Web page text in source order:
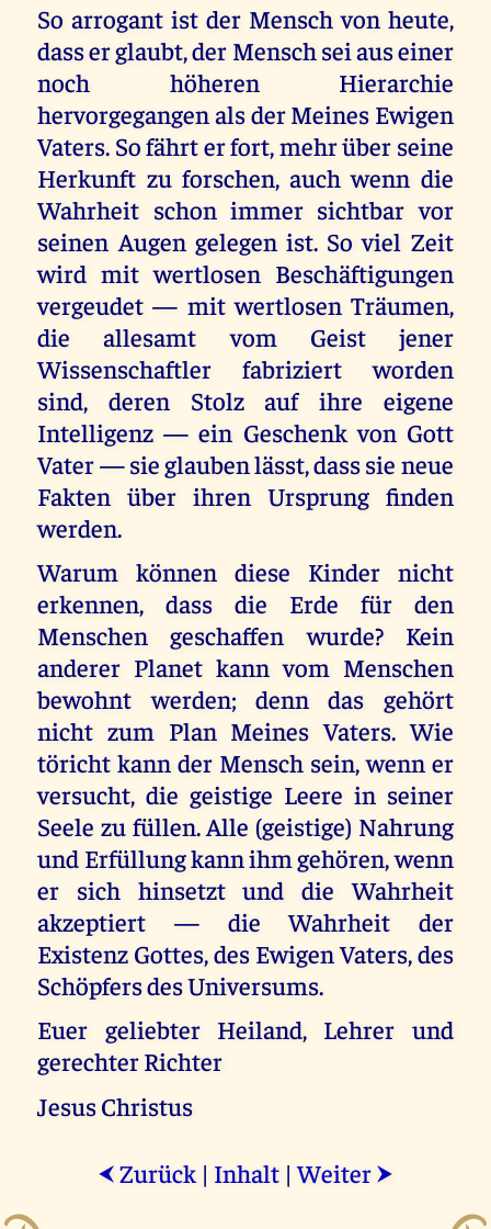
So arrogant ist der Mensch von heute,
dass er glaubt, der Mensch sei aus einer
noch höheren Hierarchie
hervorgegangen als der Meines Ewigen
Vaters. So fährt er fort, mehr über seine
Herkunft zu forschen, auch wenn die
Wahrheit schon immer sichtbar vor
seinen Augen gelegen ist. So viel Zeit
wird mit wertlosen Beschäftigungen
vergeudet — mit wertlosen Träumen,
die allesamt vom Geist jener
Wissenschaftler fabriziert worden
sind, deren Stolz auf ihre eigene
Intelligenz — ein Geschenk von Gott
Vater — sie glauben lässt, dass sie neue
Fakten über ihren Ursprung finden
werden.
Warum können diese Kinder nicht
erkennen, dass die Erde für den
Menschen geschaffen wurde? Kein
anderer Planet kann vom Menschen
bewohnt werden; denn das gehört
nicht zum Plan Meines Vaters. Wie
töricht kann der Mensch sein, wenn er
versucht, die geistige Leere in seiner
Seele zu füllen. Alle (geistige) Nahrung
und Erfüllung kann ihm gehören, wenn
er sich hinsetzt und die Wahrheit
akzeptiert — die Wahrheit der
Existenz Gottes, des Ewigen Vaters, des
Schöpfers des Universums.
Euer geliebter Heiland, Lehrer und
gerechter Richter
Jesus Christus
⮜ Zurück | Inhalt |Weiter ⮞